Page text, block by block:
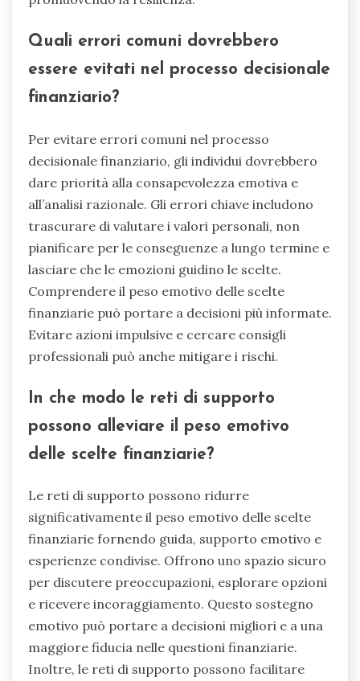
Quali errori comuni dovrebbero
essere evitati nel processo decisionale
finanziario?
Per evitare errori comuni nel processo
decisionale finanziario, gli individui dovrebbero
dare priorità alla consapevolezza emotiva e
all’analisi razionale. Gli errori chiave includono
trascurare di valutare i valori personali, non
pianificare per le conseguenze a lungo termine e
lasciare che le emozioni guidino le scelte.
Comprendere il peso emotivo delle scelte
finanziarie può portare a decisioni più informate.
Evitare azioni impulsive e cercare consigli
professionali può anche mitigare i rischi.
In che modo le reti di supporto
possono alleviare il peso emotivo
delle scelte finanziarie?
Le reti di supporto possono ridurre
significativamente il peso emotivo delle scelte
finanziarie fornendo guida, supporto emotivo e
esperienze condivise. Offrono uno spazio sicuro
per discutere preoccupazioni, esplorare opzioni
e ricevere incoraggiamento. Questo sostegno
emotivo può portare a decisioni migliori e a una
maggiore fiducia nelle questioni finanziarie.
Inoltre, le reti di supporto possono facilitare